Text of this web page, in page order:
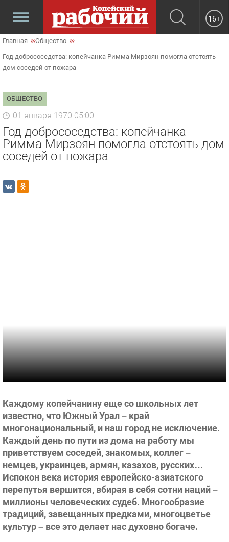
16+
Главная Общество
Год добрососедства: копейчанка Римма Мирзоян помогла отстоять
дом соседей от пожара
ОБЩЕСТВО
01 января 1970 05:00
Год добрососедства: копейчанка
Римма Мирзоян помогла отстоять дом
соседей от пожара
Каждому копейчанину еще со школьных лет
известно, что Южный Урал – край
многонациональный, и наш город не исключение.
Каждый день по пути из дома на работу мы
приветствуем соседей, знакомых, коллег –
немцев, украинцев, армян, казахов, русских…
Испокон века история европейско-азиатского
перепутья вершится, вбирая в себя сотни наций –
миллионы человеческих судеб. Многообразие
традиций, завещанных предками, многоцветье
культур – все это делает нас духовно богаче.